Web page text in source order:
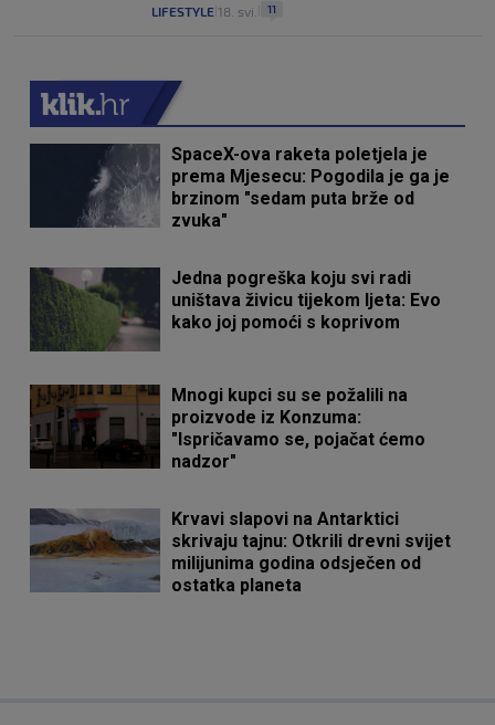
LIFESTYLE 18. svi. 11
SpaceX-ova raketa poletjela je
prema Mjesecu: Pogodila je ga je
brzinom "sedam puta brže od
zvuka"
Jedna pogreška koju svi radi
uništava živicu tijekom ljeta: Evo
kako joj pomoći s koprivom
Mnogi kupci su se požalili na
proizvode iz Konzuma:
"Ispričavamo se, pojačat ćemo
nadzor"
Krvavi slapovi na Antarktici
skrivaju tajnu: Otkrili drevni svijet
milijunima godina odsječen od
ostatka planeta